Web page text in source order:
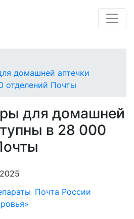
домашней аптечки
отделений Почты
для домашней
в 28 000
Почта России